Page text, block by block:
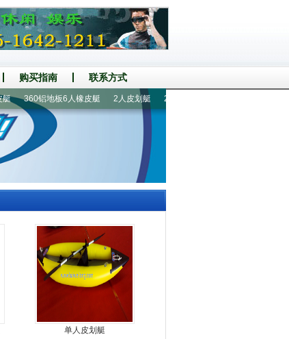
购买指南 联系方式
360铝地板6人橡皮艇 2人皮划艇 2.3米2人充气钓鱼船
单人皮划艇